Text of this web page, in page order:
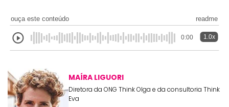
ouça este conteúdo readme
0:00 1.0x
MAÍRA LIGUORI
Diretora da ONG Think Olga e da consultoria Think
Eva